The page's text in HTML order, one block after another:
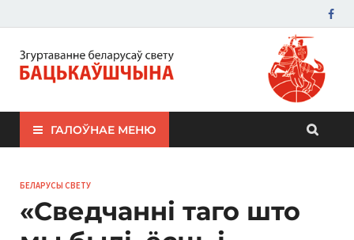
ЗБС "Бацькаўшчына"
ГАЛОЎНАЕ МЕНЮ
БЕЛАРУСЫ СВЕТУ
«Сведчанні таго што